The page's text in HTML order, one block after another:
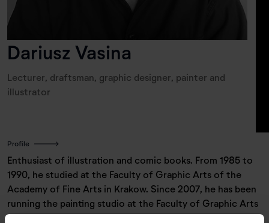
Dariusz Vasina
Lecturer, draftsman, graphic designer, painter and
illustrator
Profile
Enthusiast of illustration and comic books. From 1985 to
1990, he studied at the Faculty of Graphic Arts of the
Academy of Fine Arts in Krakow. Since 2007, he has been
running the painting studio at the Faculty of Graphic Arts
of the Academy of Fine Arts in Krakow, the illustration